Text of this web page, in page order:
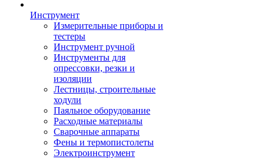
Инструмент
Измерительные приборы и
тестеры
Инструмент ручной
Инструменты для
опрессовки, резки и
изоляции
Лестницы, строительные
ходули
Паяльное оборудование
Расходные материалы
Сварочные аппараты
Фены и термопистолеты
Электроинструмент